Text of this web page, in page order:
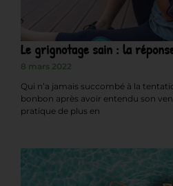
Le grignotage sain : la
8 mars 2022
Qui n’a jamais succombé à la
bonbon après avoir entendu son
pratique de plus en